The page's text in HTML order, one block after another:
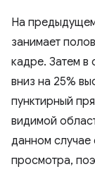
На
занимает
кадре. Затем
вниз на 25%
пунктирный
видимой
данном случае
просмотра,